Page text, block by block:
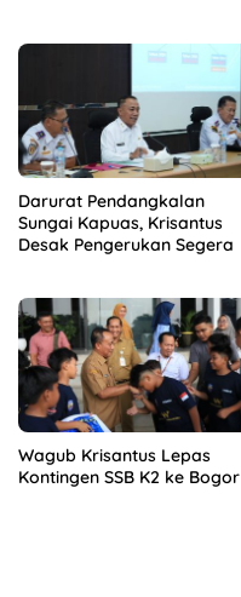
Darurat Pendangkalan
Sungai Kapuas, Krisantus
Desak Pengerukan Segera
Wagub Krisantus Lepas
Kontingen SSB K2 ke Bogor